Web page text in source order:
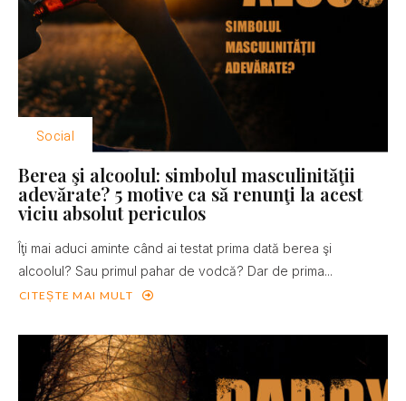
Social
Berea şi alcoolul: simbolul masculinităţii
adevărate? 5 motive ca să renunţi la acest
viciu absolut periculos
Îţi mai aduci aminte când ai testat prima dată berea şi
alcoolul? Sau primul pahar de vodcă? Dar de prima...
CITEȘTE MAI MULT